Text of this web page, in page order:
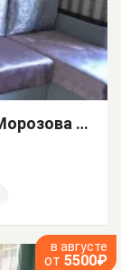
1-комнатная квартира Павлика Морозова 24 кв 2
в августе
от 5500₽